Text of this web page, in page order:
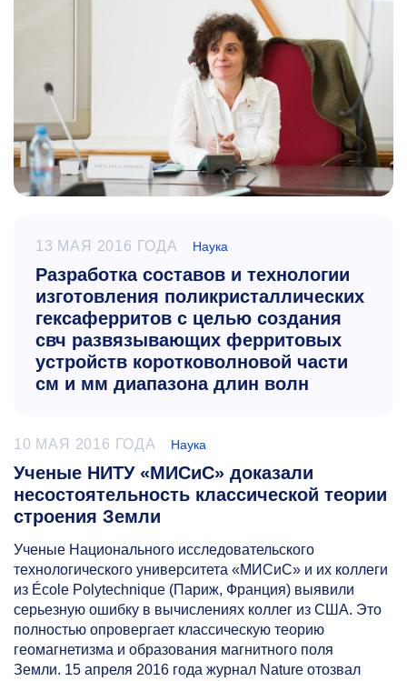
13 МАЯ 2016 ГОДА Наука
Разработка составов и технологии
изготовления поликристаллических
гексаферритов с целью создания
свч развязывающих ферритовых
устройств коротковолновой части
см и мм диапазона длин волн
10 МАЯ 2016 ГОДА Наука
Ученые НИТУ «МИСиС» доказали
несостоятельность классической теории
строения Земли
Ученые Национального исследовательского
технологического университета «МИСиС» и их коллеги
из École Polytechnique (Париж, Франция) выявили
серьезную ошибку в вычислениях коллег из США. Это
полностью опровергает классическую теорию
геомагнетизма и образования магнитного поля
Земли. 15 апреля 2016 года журнал Nature отозвал